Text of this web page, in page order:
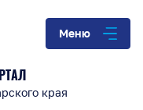
Меню
края